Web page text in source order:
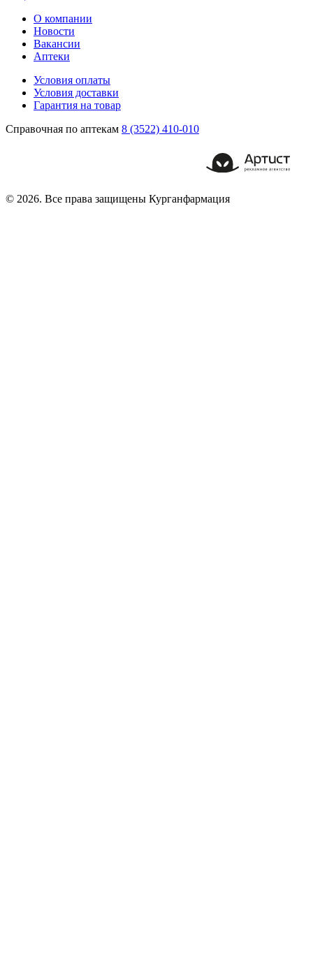
О компании
Новости
Вакансии
Аптеки
Условия оплаты
Условия доставки
Гарантия на товар
Справочная по аптекам 8 (3522) 410-010
© 2026. Все права защищены Курганфармация